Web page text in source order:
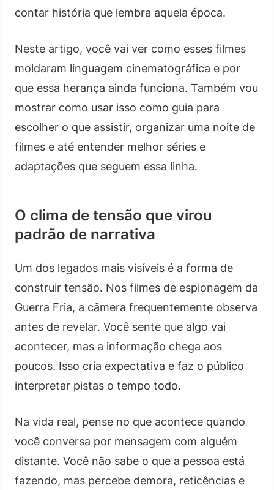
contar história que lembra aquela época.
Neste artigo, você vai ver como esses filmes
moldaram linguagem cinematográfica e por
que essa herança ainda funciona. Também vou
mostrar como usar isso como guia para
escolher o que assistir, organizar uma noite de
filmes e até entender melhor séries e
adaptações que seguem essa linha.
O clima de tensão que virou
padrão de narrativa
Um dos legados mais visíveis é a forma de
construir tensão. Nos filmes de espionagem da
Guerra Fria, a câmera frequentemente observa
antes de revelar. Você sente que algo vai
acontecer, mas a informação chega aos
poucos. Isso cria expectativa e faz o público
interpretar pistas o tempo todo.
Na vida real, pense no que acontece quando
você conversa por mensagem com alguém
distante. Você não sabe o que a pessoa está
fazendo, mas percebe demora, reticências e